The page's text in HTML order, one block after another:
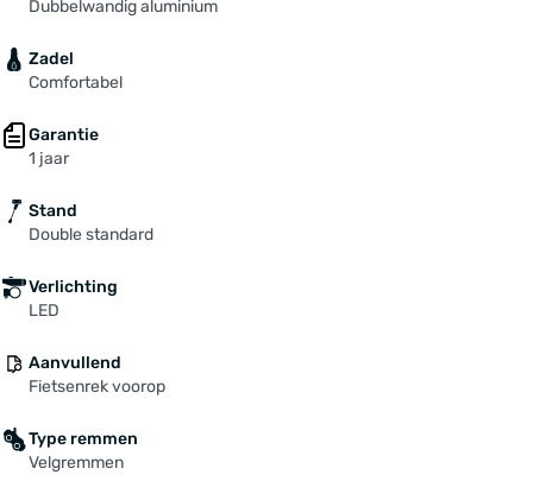
Dubbelwandig aluminium
Zadel
Comfortabel
Garantie
1 jaar
Stand
Double standard
Verlichting
LED
Aanvullend
Fietsenrek voorop
Type remmen
Velgremmen